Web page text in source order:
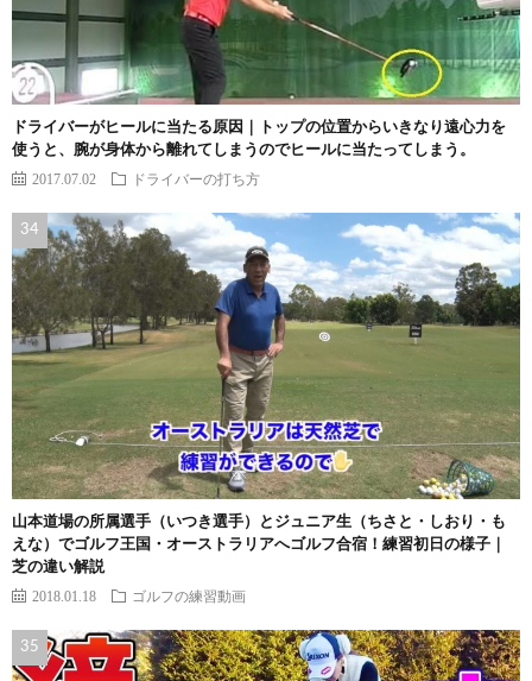
ドライバーがヒールに当たる原因｜トップの位置からいきなり遠心力を
使うと、腕が身体から離れてしまうのでヒールに当たってしまう。
2017.07.02 ドライバーの打ち方
山本道場の所属選手（いつき選手）とジュニア生（ちさと・しおり・も
えな）でゴルフ王国・オーストラリアへゴルフ合宿！練習初日の様子｜
芝の違い解説
2018.01.18 ゴルフの練習動画